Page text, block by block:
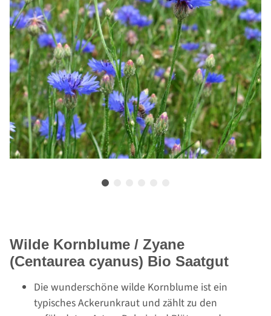
Wilde Kornblume / Zyane
(Centaurea cyanus) Bio Saatgut
Die wunderschöne wilde Kornblume ist ein
typisches Ackerunkraut und zählt zu den